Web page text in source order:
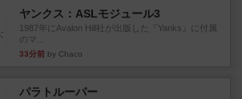
ヤンクス：ASLモジュール3
1987年にAvalon Hill社が出版した『Yanks』に付属
のマ...
33分前 by Chaco
パラトルーパー